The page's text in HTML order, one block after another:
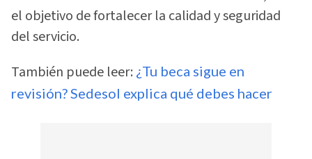
el objetivo de fortalecer la calidad y seguridad
del servicio.
También puede leer: ¿Tu beca sigue en
revisión? Sedesol explica qué debes hacer